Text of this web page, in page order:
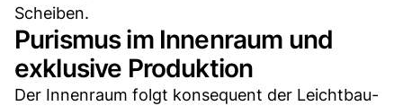
Scheiben.
Purismus im Innenraum und
exklusive Produktion
Der Innenraum folgt konsequent der Leichtbau-